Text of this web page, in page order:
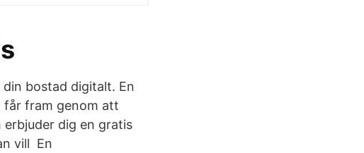
bostad digitalt. En
får fram genom att
dig en gratis
vill En